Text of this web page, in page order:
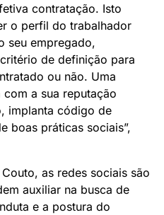
contratação. Isto
o perfil do trabalhador
seu empregado,
de definição para
ou não. Uma
a sua reputação
implanta código de
boas práticas sociais”,
as redes sociais são
auxiliar na busca de
e a postura do